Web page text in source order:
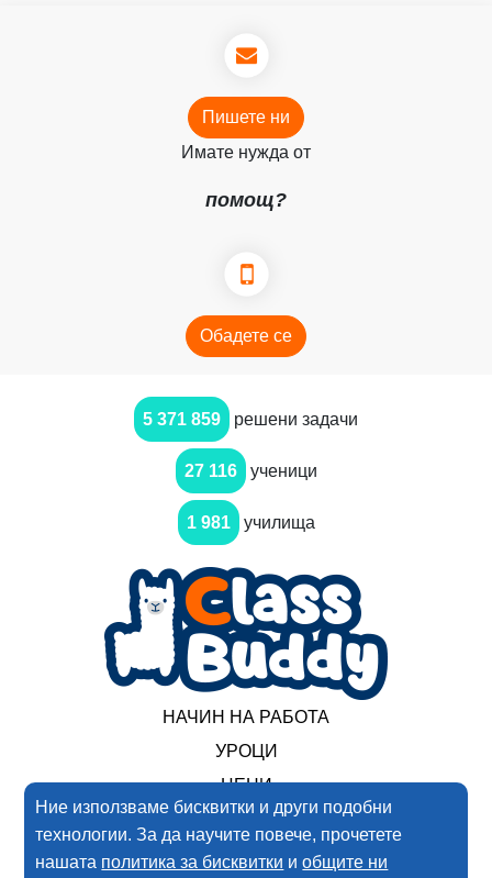
Ние използваме бисквитки и други подобни
технологии. За да научите повече, прочетете
нашата политика за бисквитки иобщите ни
Пишете ни
Имате нужда от
помощ?
Обадете се
5 371 859 решени задачи
27 116 ученици
1 981 училища
НАЧИН НА РАБОТА
УРОЦИ
ЦЕНИ
2017-2025 Нимеро ООД. Всички права запазени